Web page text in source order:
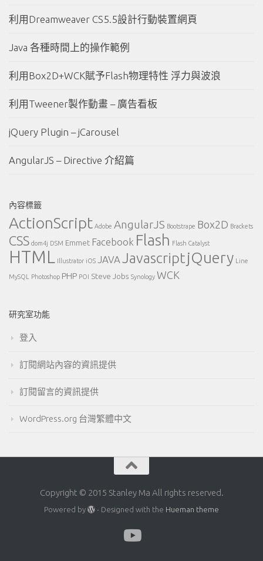
利用Dreamweaver CS5.5設計行動裝置網頁
Java 各種時間上的操作範例
利用Box2D+WCK賦予Flash物理特性 浮力與波浪
利用Tweener製作動畫 – 廣告看板
jQuery Plugin – jCarousel
AngularJS – Directive 介紹篇
內容標籤
ActionScript Adobe AngularJS Bootstrape Box2D Brackets
CSS dom4j DSM Emmet Facebook Flash Flash Catalyst
HTML Illustrator iOS JAVA JavascriptjQuery Line
MySQL Photoshop PHP POI Steve Jobs Synology WCK
研究室功能
登入
訂閱網站內容的資訊提供
訂閱留言的資訊提供
WordPress.org 台灣繁體中文
Copyright © 2015 Stanley Ma All rights reserved.
Powered by - Designed with the Hueman theme